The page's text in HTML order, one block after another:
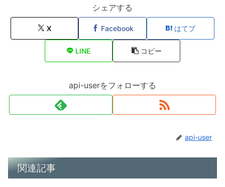
シェアする
X Facebook はてブ
LINE コピー
api-userをフォローする
api-user
関連記事